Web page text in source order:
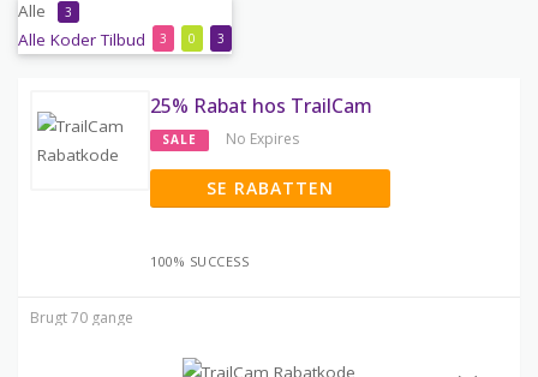
Alle 3
Alle 3
Koder 0
Tilbud 3
25% Rabat hos TrailCam
SALE No Expires
SE RABATTEN
100% SUCCESS
Brugt 70 gange